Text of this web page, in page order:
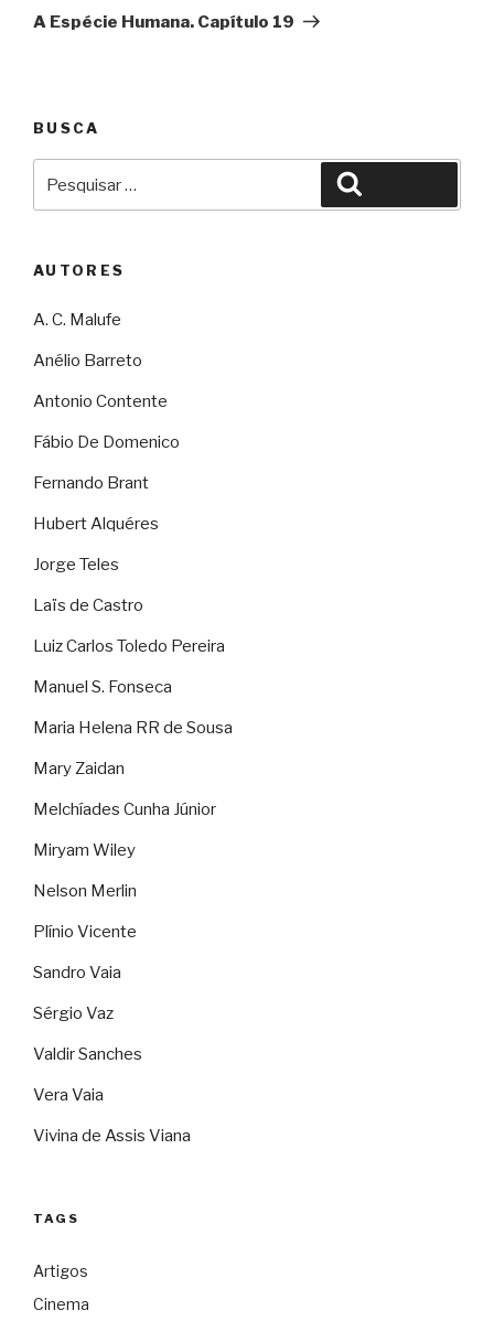
A Espécie Humana. Capítulo 19
BUSCA
por:
AUTORES
A. C. Malufe
Anélio Barreto
Antonio Contente
Fábio De Domenico
Fernando Brant
Hubert Alquéres
Jorge Teles
Laïs de Castro
Luiz Carlos Toledo Pereira
Manuel S. Fonseca
Maria Helena RR de Sousa
Mary Zaidan
Melchíades Cunha Júnior
Miryam Wiley
Nelson Merlin
Plínio Vicente
Sandro Vaia
Sérgio Vaz
Valdir Sanches
Vera Vaia
Vivina de Assis Viana
TAGS
Artigos
Cinema